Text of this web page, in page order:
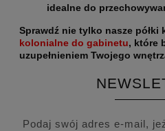
idealne do
Sprawdź nie tylko nasze półki
kolonialne do gabinetu, które
uzupełnieniem Twojego
Podaj swój adres e-mail,